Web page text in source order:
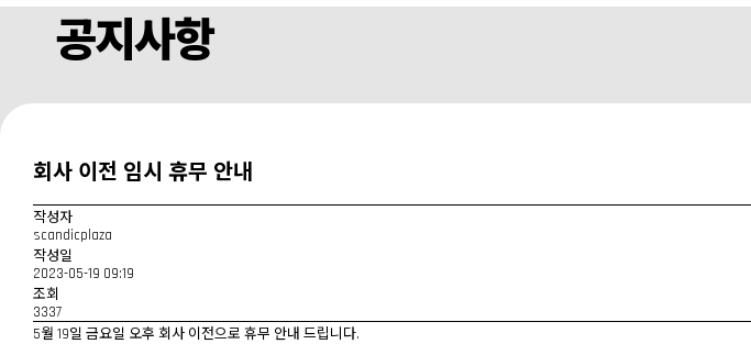
공지사항
회사 이전 임시 휴무 안내
작성자
scandicplaza
작성일
2023-05-19 09:19
조회
3337
5월 19일 금요일 오후 회사 이전으로 휴무 안내 드립니다.